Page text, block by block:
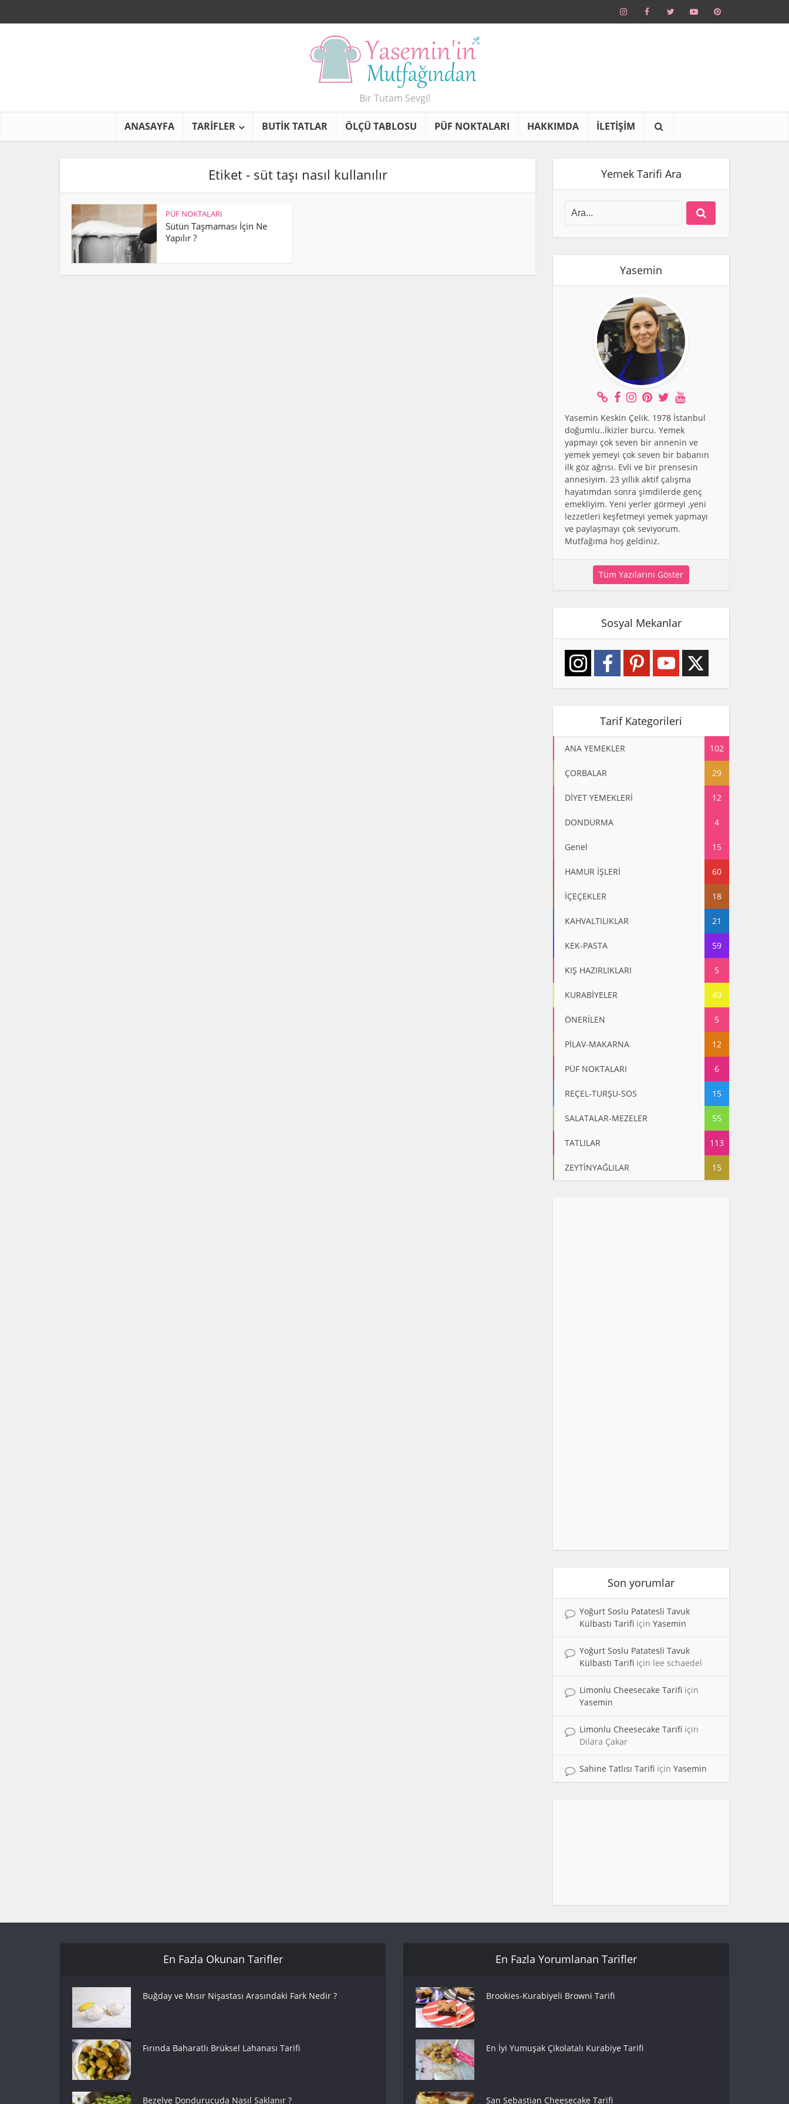
Bir Tutam Sevgi!
ANASAYFA TARİFLER BUTİK TATLAR ÖLÇÜ TABLOSU PÜF NOKTALARI HAKKIMDA İLETİŞİM
Etiket - süt taşı nasıl kullanılır
PÜF NOKTALARI
Sütün Taşmaması İçin Ne
Yapılır ?
Yemek Tarifi Ara
Yasemin
Yasemin Keskin Çelik. 1978 İstanbul
doğumlu..İkizler burcu. Yemek
yapmayı çok seven bir annenin ve
yemek yemeyi çok seven bir babanın
ilk göz ağrısı. Evli ve bir prensesin
annesiyim. 23 yıllık aktif çalışma
hayatımdan sonra şimdilerde genç
emekliyim. Yeni yerler görmeyi ,yeni
lezzetleri keşfetmeyi yemek yapmayı
ve paylaşmayı çok seviyorum.
Mutfağıma hoş geldiniz.
Tüm Yazılarını Göster
Sosyal Mekanlar
Tarif Kategorileri
ANA YEMEKLER 102
ÇORBALAR 29
DİYET YEMEKLERİ 12
DONDURMA 4
Genel 15
HAMUR İŞLERİ 60
İÇEÇEKLER 18
KAHVALTILIKLAR 21
KEK-PASTA 59
KIŞ HAZIRLIKLARI 5
KURABİYELER 49
ÖNERİLEN 5
PİLAV-MAKARNA 12
PÜF NOKTALARI 6
REÇEL-TURŞU-SOS 15
SALATALAR-MEZELER 55
TATLILAR 113
ZEYTİNYAĞLILAR 15
Son yorumlar
Yoğurt Soslu Patatesli Tavuk
Külbastı Tarifi için Yasemin
Yoğurt Soslu Patatesli Tavuk
Külbastı Tarifi için lee schaedel
Limonlu Cheesecake Tarifi için
Yasemin
Limonlu Cheesecake Tarifi için
Dilara Çakar
Sahine Tatlısı Tarifi için Yasemin
En Fazla Okunan Tarifler
Buğday ve Mısır Nişastası Arasındaki Fark Nedir ?
Fırında Baharatlı Brüksel Lahanası Tarifi
Bezelye Dondurucuda Nasıl Saklanır ?
En Fazla Yorumlanan Tarifler
Brookies-Kurabiyeli Browni Tarifi
En İyi Yumuşak Çikolatalı Kurabiye Tarifi
San Sebastian Cheesecake Tarifi